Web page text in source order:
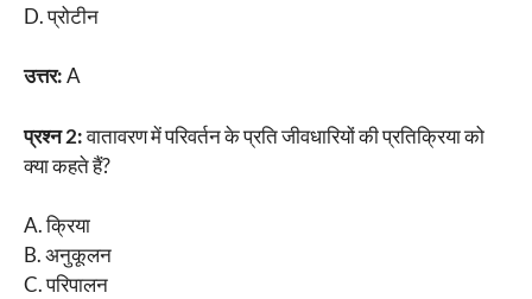
D. प्रोटीन
उत्तर:A
प्रश्न 2:वातावरण में परिवर्तन के प्रति जीवधारियों की प्रतिक्रिया को
क्या कहते हैं?
A. क्रिया
B. अनुकूलन
C. परिपालन